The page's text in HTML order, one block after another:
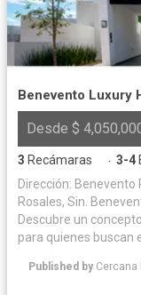
Benevento Luxury
Desde $
3 Recámaras · 3-4
Dirección: Benevento
Rosales, Sin. Benevento Luxury Homes: El Poder de Vivir Bien.
Descubre un
para quienes buscan
—como alberca, casa
Published by Cercana